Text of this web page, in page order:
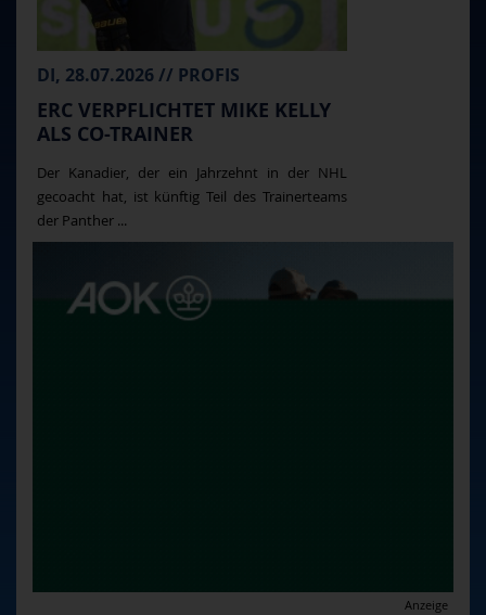
DI, 28.07.2026 // PROFIS
ERC VERPFLICHTET MIKE KELLY
ALS CO-TRAINER
Der Kanadier, der ein Jahrzehnt in der NHL
gecoacht hat, ist künftig Teil des Trainerteams
der Panther ...
Anzeige